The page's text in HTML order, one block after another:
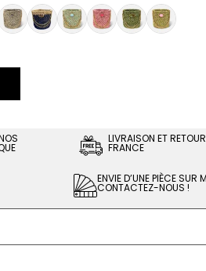
LIVRAISON ET
FRANCE
ENVIE D’UNE PIÈCE SUR
CONTACTEZ-NOUS !